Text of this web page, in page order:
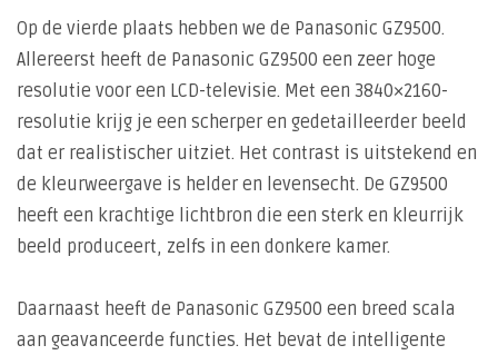
Op de vierde plaats hebben we de Panasonic GZ9500.
Allereerst heeft de Panasonic GZ9500 een zeer hoge
resolutie voor een LCD-televisie. Met een 3840×2160-
resolutie krijg je een scherper en gedetailleerder beeld
dat er realistischer uitziet. Het contrast is uitstekend en
de kleurweergave is helder en levensecht. De GZ9500
heeft een krachtige lichtbron die een sterk en kleurrijk
beeld produceert, zelfs in een donkere kamer.
Daarnaast heeft de Panasonic GZ9500 een breed scala
aan geavanceerde functies. Het bevat de intelligente